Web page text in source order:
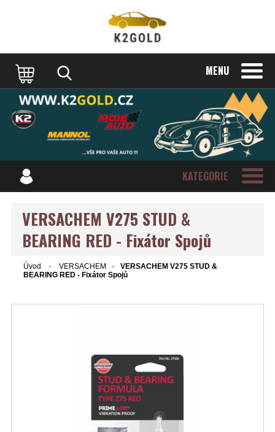
MENU
KATEGORIE
VERSACHEM V275 STUD &
BEARING RED - Fixátor Spojů
Úvod VERSACHEM
VERSACHEM V275 STUD &
BEARING RED - Fixátor Spojů